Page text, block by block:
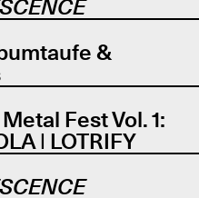
&
Fest Vol. 1:
| LOTRIFY